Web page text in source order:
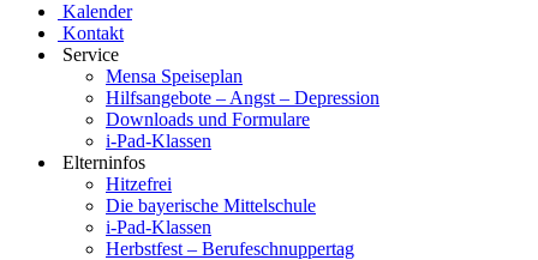
Kalender
Kontakt
Service
Mensa Speiseplan
Hilfsangebote – Angst – Depression
Downloads und Formulare
i-Pad-Klassen
Elterninfos
Hitzefrei
Die bayerische Mittelschule
i-Pad-Klassen
Herbstfest – Berufeschnuppertag